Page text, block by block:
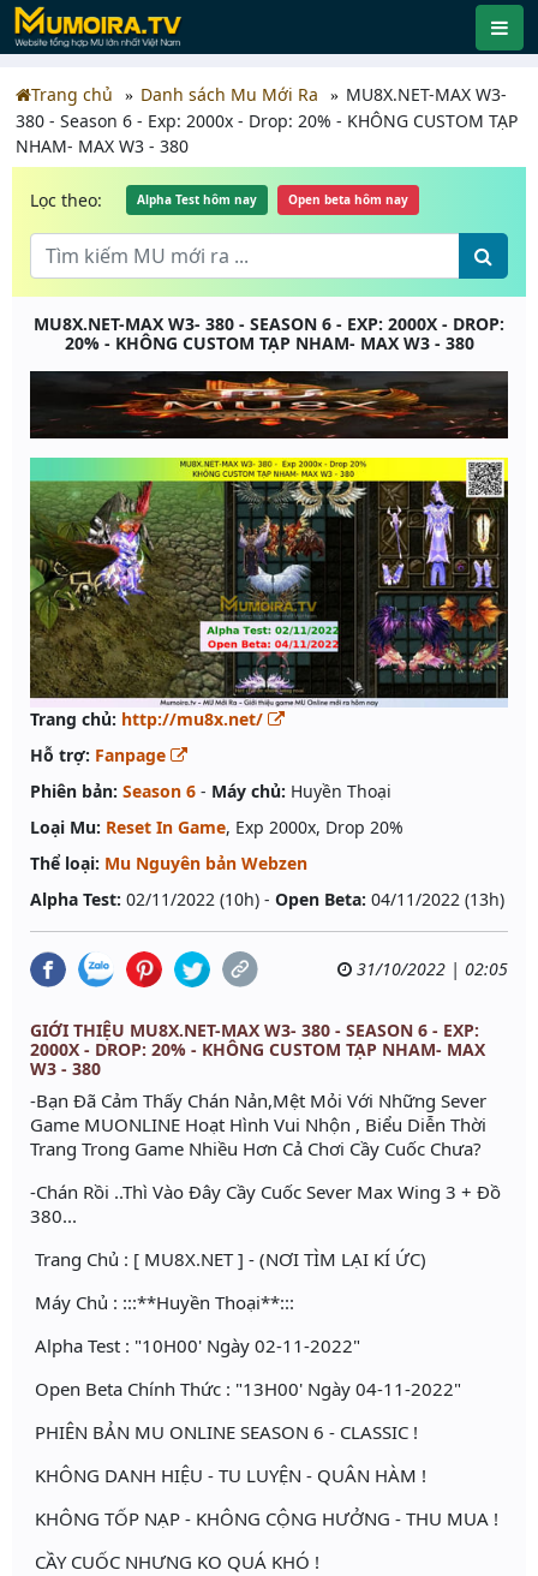
Trang chủ Danh sách Mu Mới Ra
MU8X.NET-MAX W3-
380 - Season 6 - Exp: 2000x - Drop: 20% - KHÔNG CUSTOM TẠP
NHAM- MAX W3 - 380
Lọc theo: Alpha Test hôm nay Open beta hôm nay
MU8X.NET-MAX W3- 380 - SEASON 6 - EXP: 2000X - DROP:
20% - KHÔNG CUSTOM TẠP NHAM- MAX W3 - 380
Trang chủ: http://mu8x.net/
Hỗ trợ: Fanpage
Phiên bản: Season 6 - Máy chủ: Huyền Thoại
Loại Mu: Reset In Game, Exp 2000x, Drop 20%
Thể loại: Mu Nguyên bản Webzen
Alpha Test: 02/11/2022 (10h) - Open Beta: 04/11/2022 (13h)
31/10/2022 | 02:05
GIỚI THIỆU MU8X.NET-MAX W3- 380 - SEASON 6 - EXP:
2000X - DROP: 20% - KHÔNG CUSTOM TẠP NHAM- MAX
W3 - 380
-Bạn Đã Cảm Thấy Chán Nản,Mệt Mỏi Với Những Sever
Game MUONLINE Hoạt Hình Vui Nhộn , Biểu Diễn Thời
Trang Trong Game Nhiều Hơn Cả Chơi Cầy Cuốc Chưa?
-Chán Rồi ..Thì Vào Đây Cầy Cuốc Sever Max Wing 3 + Đồ
380...
Trang Chủ : [ MU8X.NET ] - (NƠI TÌM LẠI KÍ ỨC)
Máy Chủ : :::**Huyền Thoại**:::
Alpha Test : "10H00' Ngày 02-11-2022"
Open Beta Chính Thức : "13H00' Ngày 04-11-2022"
PHIÊN BẢN MU ONLINE SEASON 6 - CLASSIC !
KHÔNG DANH HIỆU - TU LUYỆN - QUÂN HÀM !
KHÔNG TỐP NẠP - KHÔNG CỘNG HƯỞNG - THU MUA !
CẦY CUỐC NHƯNG KO QUÁ KHÓ !